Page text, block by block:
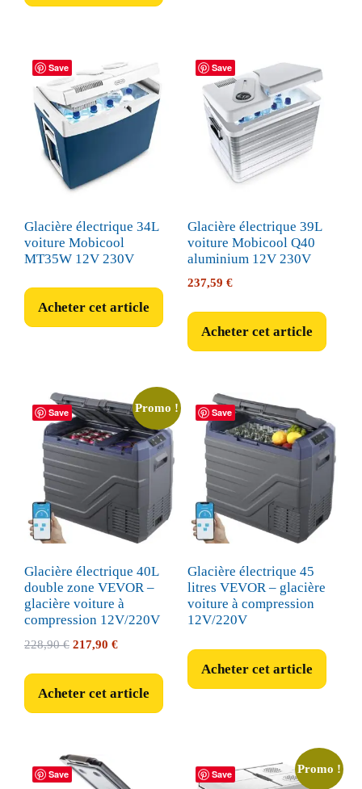
Save
Glacière électrique 34L
voiture Mobicool
MT35W 12V 230V
Acheter cet article
Save
Glacière électrique 39L
voiture Mobicool Q40
aluminium 12V 230V
237,59 €
Acheter cet article
Save Promo !
Glacière électrique 40L
double zone VEVOR –
glacière voiture à
compression 12V/220V
228,90€ Le
était :
228,90 €.
217,90 €Le
est :
217,90 €.
Acheter cet article
Save
Glacière électrique 45
litres VEVOR – glacière
voiture à compression
12V/220V
Acheter cet article
Save Save Promo !